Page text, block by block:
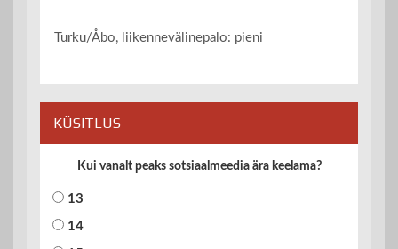
Turku/Åbo, liikennevälinepalo: pieni
KÜSITLUS
Kui vanalt peaks sotsiaalmeedia ära keelama?
13
14